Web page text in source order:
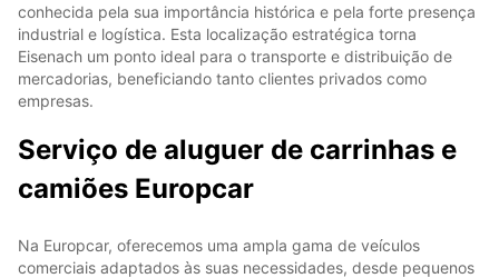
conhecida pela sua importância histórica e pela forte presença
industrial e logística. Esta localização estratégica torna
Eisenach um ponto ideal para o transporte e distribuição de
mercadorias, beneficiando tanto clientes privados como
empresas.
Serviço de aluguer de carrinhas e
camiões Europcar
Na Europcar, oferecemos uma ampla gama de veículos
comerciais adaptados às suas necessidades, desde pequenos